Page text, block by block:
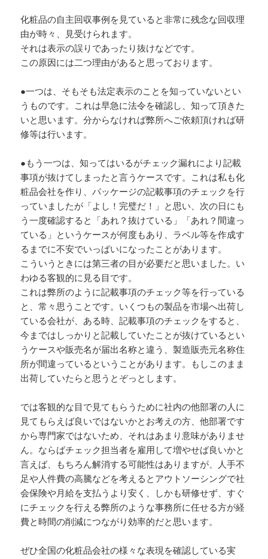
化粧品の自主回収事例を見ていると非常に残念な回収理
由が時々、見受けられます。
それは表示の誤りであったり抜けなどです。
この原因には二つ理由があると思っております。
●一つは、そもそも法定表示のことを知っていないとい
うものです。これは早急に法令を確認し、知って頂きた
いと思います。分からなければ弊所へご依頼頂ければ研
修等は行います。
●もう一つは、知ってはいるがチェック漏れにより記載
事項が抜けてしまったと言うケースです。これは私も化
粧品会社を作り、パッケージの記載事項のチェックを行
っていましたが「よし！完璧だ！」と思い、次の日にも
う一度確認すると「あれ？抜けている」「あれ？間違っ
ている」というケースが何度もあり、ラベル等を作成す
るまでに不安でいっぱいになったことがあります。
こういうときには第三者の目が必要だと思いました。い
わゆる客観的に見る目です。
これは弊所のように記載事項のチェック等を行っている
と、常々思うことです。いくつもの製品を市場へ出荷し
ている会社が、ある時、記載事項のチェックをすると、
今まではしっかりと記載していたことが抜けているとい
うケースや販売名が届出名称と違う、製造販売元名称住
所が間違っているということがあります。もしこのまま
出荷していたらと思うとぞっとします。
では客観的な目で見てもらうために社内の他部署の人に
見てもらえば良いではないかとお考えの方、他部署です
から専門家ではないため、それはあまり意味がありませ
ん。ならばチェック担当者を雇用して増やせば良いかと
言えば、もちろん解消する可能性はありますが、人手不
足や人件費の高騰などを考えるとアウトソーシングで社
会保険や月給を支払うより安く、しかも研修せず、すぐ
にチェックを行える弊所のような事務所に任せる方が経
費と時間の削減につながり効率的だと思います。
ぜひ全国の化粧品会社の様々な表現を確認している実